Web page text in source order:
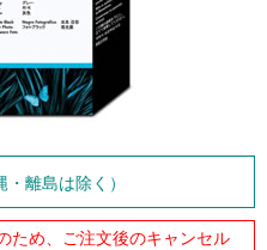
・離島は除く）
ため、ご注文後のキャンセル